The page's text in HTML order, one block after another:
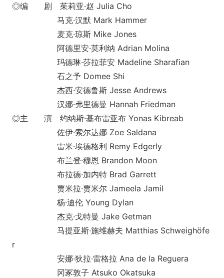
◎编 剧 茱莉亚·赵 Julia Cho
马克·汉默 Mark Hammer
麦克·琼斯 Mike Jones
阿德里安·莫利纳 Adrian Molina
玛德琳·莎拉菲安 Madeline Sharafian
石之予 Domee Shi
杰西·安德鲁斯 Jesse Andrews
汉娜·弗里德曼 Hannah Friedman
◎主 演 约纳斯·基布雷亚布 Yonas Kibreab
佐伊·索尔达娜 Zoe Saldana
雷米·埃德格利 Remy Edgerly
布兰登·穆恩 Brandon Moon
布拉德·加内特 Brad Garrett
贾米拉·贾米尔 Jameela Jamil
杨·迪伦 Young Dylan
杰克·戈特曼 Jake Getman
马提亚斯·施维赫夫 Matthias Schweighöfe
r
安娜·狄拉·雷格拉 Ana de la Reguera
冈冢敦子 Atsuko Okatsuka